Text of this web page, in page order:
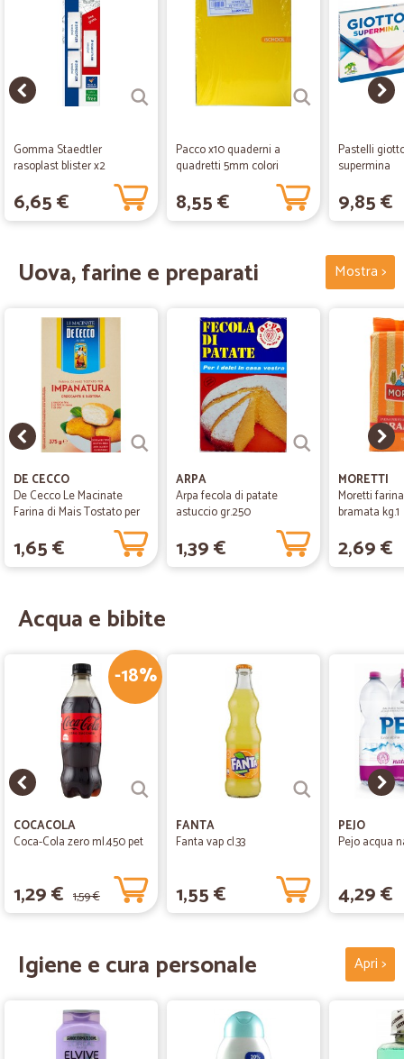
Gomma Staedtler
rasoplast blister x2
6,65 €
Pacco x10 quaderni a
quadretti 5mm colori
8,55 €
Pastelli
supermina
9,85 €
Uova, farine e preparati Mostra >
DE CECCO
De Cecco Le Macinate
Farina di Mais Tostato per
1,65 €
ARPA
Arpa fecola di patate
astuccio gr.250
1,39 €
MORETTI
Moretti
bramata kg.1
2,69 €
Acqua e bibite
-18%
COCACOLA
Coca-Cola zero ml.450 pet
1,29 € 1,59 €
FANTA
Fanta vap cl.33
1,55 €
PEJO
Pejo acqua
4,29 €
Igiene e cura personale Apri >